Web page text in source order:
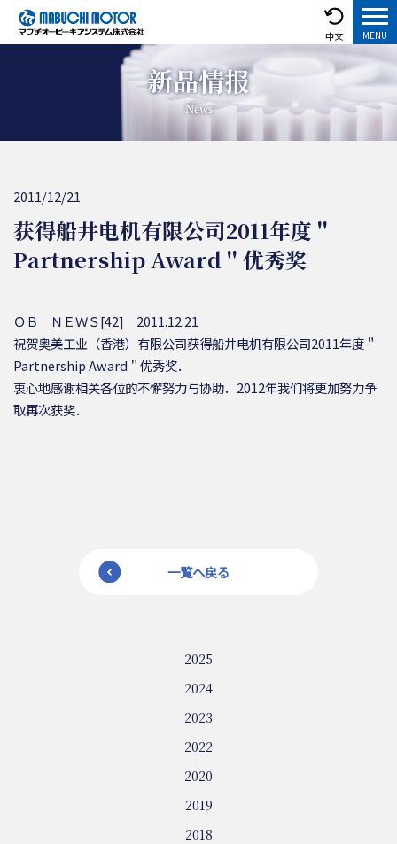
中文
新品情报
News
2025
2024
2023
2022
2020
2019
2018
2011/12/21
获得船井电机有限公司2011年度＂
Partnership Award＂优秀奖
ＯＢ ＮＥＷＳ[42] 2011.12.21
祝贺奥美工业（香港）有限公司获得船井电机有限公司2011年度＂
Partnership Award＂优秀奖．
衷心地感谢相关各位的不懈努力与协助．2012年我们将更加努力争
取再次获奖．
一覧へ戻る